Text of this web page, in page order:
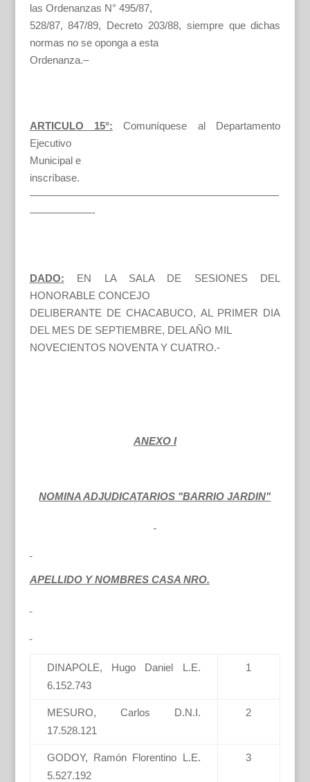
las Ordenanzas N° 495/87,
528/87, 847/89, Decreto 203/88, siempre que dichas
normas no se oponga a esta
Ordenanza.–
ARTICULO 15°: Comuníquese al Departamento
Ejecutivo
Municipal e
inscríbase.
————————————————————————
——————-
DADO:
EN LA SALA DE SESIONES DEL
HONORABLE CONCEJO
DELIBERANTE DE CHACABUCO, AL PRIMER DIA
DEL MES DE SEPTIEMBRE, DEL AÑO MIL
NOVECIENTOS NOVENTA Y CUATRO.-
ANEXO I
NOMINA ADJUDICATARIOS "BARRIO JARDIN"
APELLIDO Y NOMBRES CASA NRO.
DINAPOLE, Hugo Daniel L.E.
6.152.743
1
MESURO, Carlos D.N.I.
17.528.121
2
GODOY, Ramón Florentino L.E.
5.527.192
3